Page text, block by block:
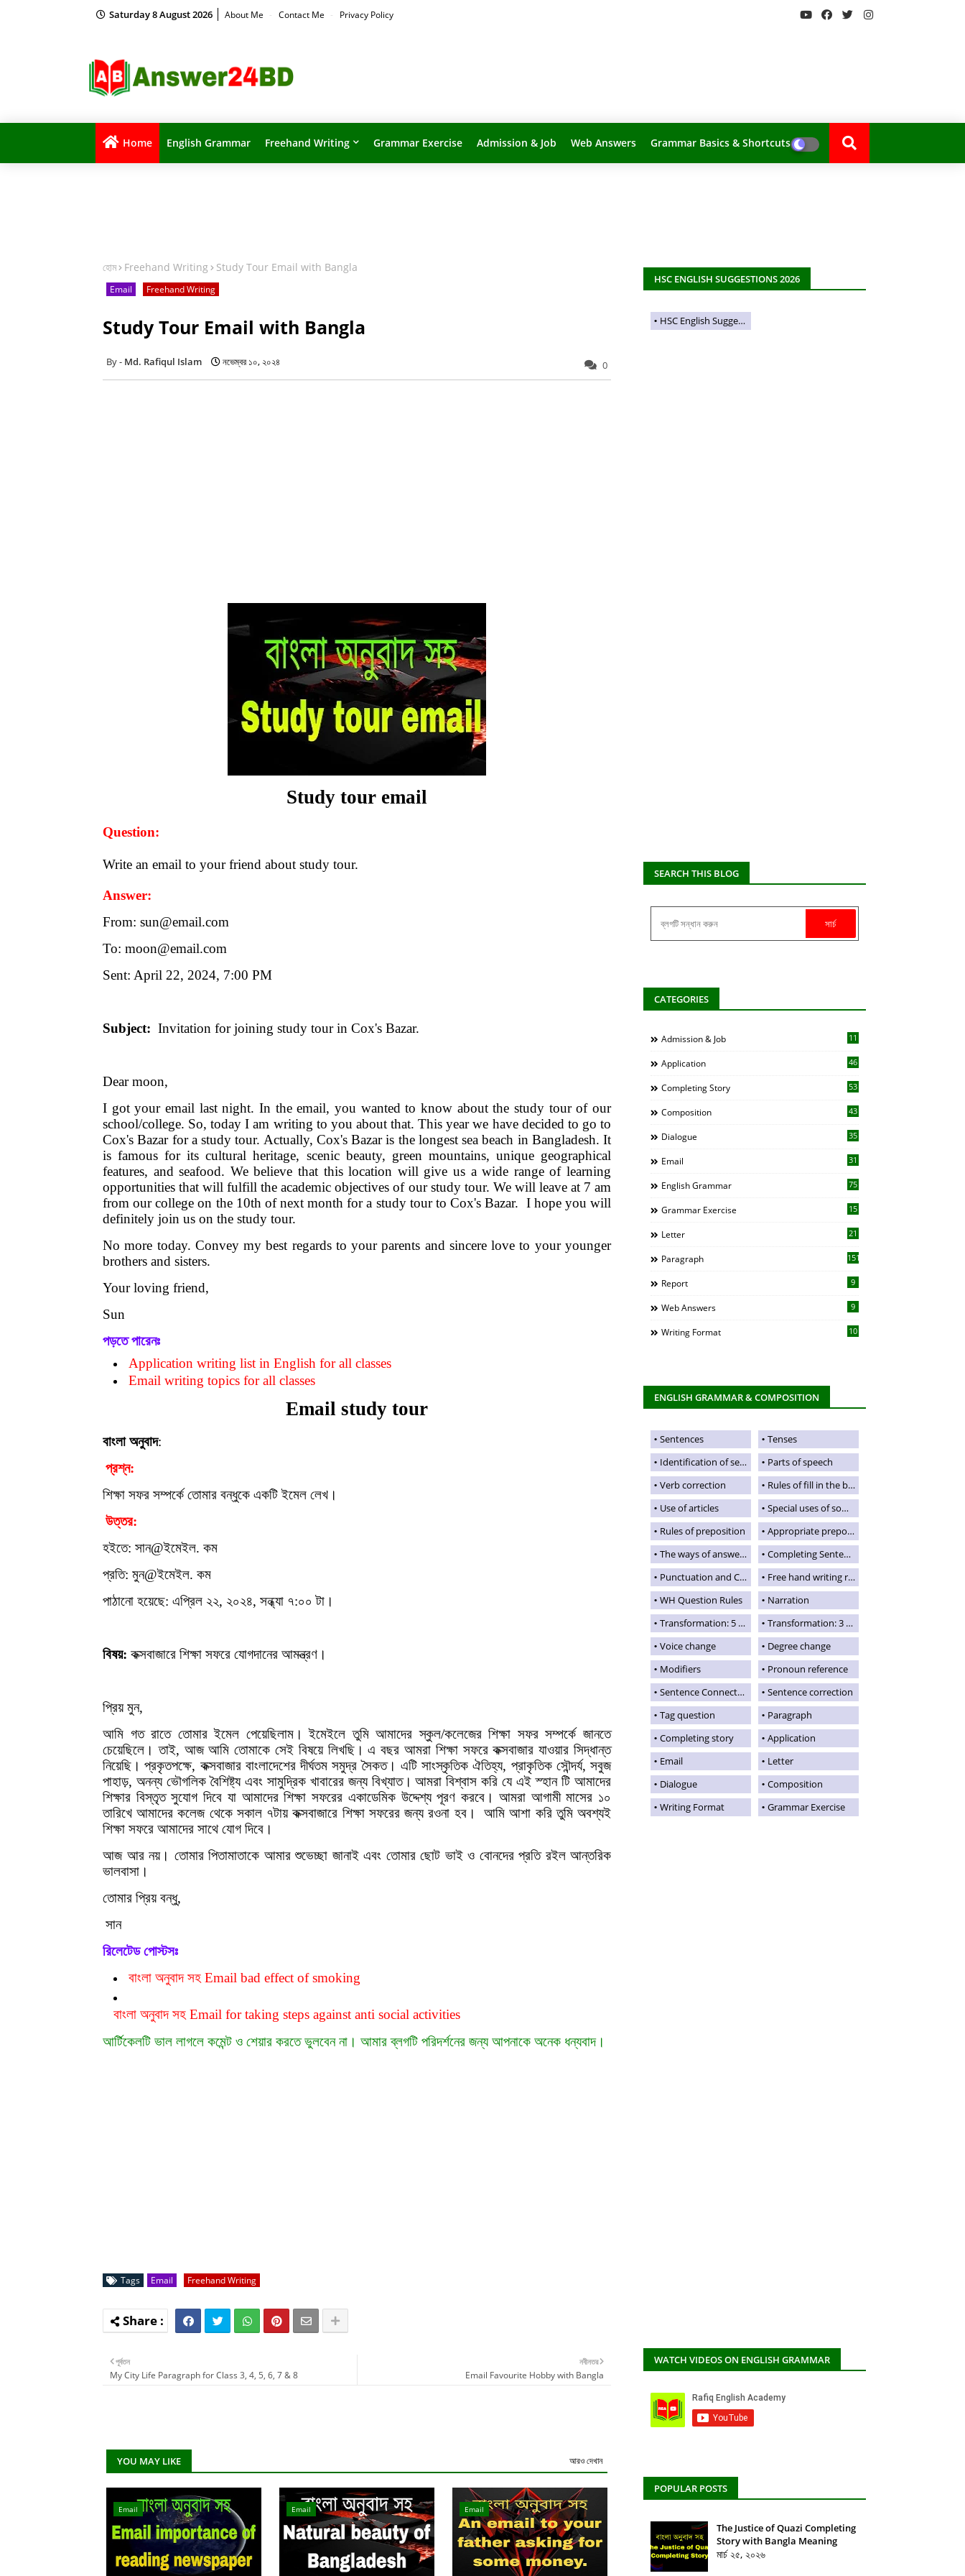
Saturday 8 August 2026 About Me Contact Me Privacy Policy
Home English Grammar Freehand Writing Grammar Exercise Admission & Job Web Answers Grammar Basics & Shortcuts
হোম Freehand Writing Study Tour Email with Bangla
Email Freehand Writing
Study Tour Email with Bangla
Md. Rafiqul Islam নভেম্বর ১০, ২০২৪ 0
Study tour email
Question:
Write an email to your friend about study tour.
Answer:
From: sun@email.com
To: moon@email.com
Sent: April 22, 2024, 7:00 PM
Subject: Invitation for joining study tour in Cox's Bazar.
Dear moon,
I got your email last night. In the email, you wanted to know about the study tour of our
school/college. So, today I am writing to you about that. This year we have decided to go to
Cox's Bazar for a study tour. Actually, Cox's Bazar is the longest sea beach in Bangladesh. It
is famous for its cultural heritage, scenic beauty, green mountains, unique geographical
features, and seafood. We believe that this location will give us a wide range of learning
opportunities that will fulfill the academic objectives of our study tour. We will leave at 7 am
from our college on the 10th of next month for a study tour to Cox's Bazar. I hope you will
definitely join us on the study tour.
No more today. Convey my best regards to your parents and sincere love to your younger
brothers and sisters.
Your loving friend,
Sun
পড়তে পারেনঃ
Application writing list in English for all classes
Email writing topics for all classes
Email study tour
বাংলা অনুবাদ:
প্রশ্ন:
শিক্ষা সফর সম্পর্কে তোমার বন্ধুকে একটি ইমেল লেখ।
উত্তর:
হইতে: সান@ইমেইল. কম
প্রতি: মুন@ইমেইল. কম
পাঠানো হয়েছে: এপ্রিল ২২, ২০২৪, সন্ধ্যা ৭:০০ টা ।
বিষয়: কক্সবাজারে শিক্ষা সফরে যোগদানের আমন্ত্রণ।
প্রিয় মুন,
আমি গত রাতে তোমার ইমেল পেয়েছিলাম। ইমেইলে তুমি আমাদের স্কুল/কলেজের শিক্ষা সফর সম্পর্কে জানতে
চেয়েছিলে। তাই, আজ আমি তোমাকে সেই বিষয়ে লিখছি। এ বছর আমরা শিক্ষা সফরে কক্সবাজার যাওয়ার সিদ্ধান্ত
নিয়েছি। প্রকৃতপক্ষে, কক্সবাজার বাংলাদেশের দীর্ঘতম সমুদ্র সৈকত। এটি সাংস্কৃতিক ঐতিহ্য, প্রাকৃতিক সৌন্দর্য, সবুজ
পাহাড়, অনন্য ভৌগলিক বৈশিষ্ট্য এবং সামুদ্রিক খাবারের জন্য বিখ্যাত। আমরা বিশ্বাস করি যে এই স্হান টি আমাদের
শিক্ষার বিস্তৃত সুযোগ দিবে যা আমাদের শিক্ষা সফরের একাডেমিক উদ্দেশ্য পূরণ করবে। আমরা আগামী মাসের ১০
তারিখে আমাদের কলেজ থেকে সকাল ৭টায় কক্সবাজারে শিক্ষা সফরের জন্য রওনা হব।
আমি আশা করি তুমি অবশ্যই
শিক্ষা সফরে আমাদের সাথে যোগ দিবে।
আজ আর নয়। তোমার পিতামাতাকে আমার শুভেচ্ছা জানাই এবং তোমার ছোট ভাই ও বোনদের প্রতি রইল আন্তরিক
ভালবাসা।
তোমার প্রিয় বন্ধু,
সান
রিলেটেড পোস্টসঃ
বাংলা অনুবাদ সহ Email bad effect of smoking
বাংলা অনুবাদ সহ Email for taking steps against anti social activities
আর্টিকেলটি ভাল লাগলে কমেন্ট ও শেয়ার করতে ভুলবেন না। আমার ব্লগটি পরিদর্শনের জন্য আপনাকে অনেক ধন্যবাদ।
Tags Email Freehand Writing
নবীনতর
Email Favourite Hobby with Bangla
পূর্বতন
My City Life Paragraph for Class 3, 4, 5, 6, 7 & 8
YOU MAY LIKE আরও দেখান
Email Email Email
HSC ENGLISH SUGGESTIONS 2026
HSC English Suggestions 2026
SEARCH THIS BLOG
CATEGORIES
Admission & Job 11
Application 46
Completing Story 53
Composition 43
Dialogue 35
Email 31
English Grammar 75
Grammar Exercise 15
Letter 21
Paragraph 151
Report 9
Web Answers 9
Writing Format 10
ENGLISH GRAMMAR & COMPOSITION
Sentences
Tenses
Identification of sentences, tenses and verbd
Parts of speech
Verb correction
Rules of fill in the blanks
Use of articles
Special uses of some words and phrases
Rules of preposition
Appropriate preposition
The ways of answering questions
Completing Sentence
Punctuation and Capitalization
Free hand writing rules
WH Question Rules
Narration
Transformation: 5 kinds of sentences
Transformation: 3 kinds of sentences
Voice change
Degree change
Modifiers
Pronoun reference
Sentence Connectors
Sentence correction
Tag question
Paragraph
Completing story
Application
Email
Letter
Dialogue
Composition
Writing Format
Grammar Exercise
WATCH VIDEOS ON ENGLISH GRAMMAR
POPULAR POSTS
The Justice of Quazi Completing
Story with Bangla Meaning
মার্চ ২৫, ২০২৬